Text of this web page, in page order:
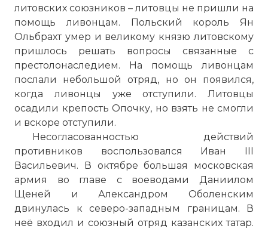
литовских союзников – литовцы не пришли на
помощь ливонцам. Польский король Ян
Ольбрахт умер и великому князю литовскому
пришлось решать вопросы связанные с
престолонаследием. На помощь ливонцам
послали небольшой отряд, но он появился,
когда ливонцы уже отступили. Литовцы
осадили крепость Опочку, но взять не смогли
и вскоре отступили.
Несогласованностью действий
противников воспользовался Иван III
Васильевич. В октябре большая московская
армия во главе с воеводами Даниилом
Щеней и Александром Оболенским
двинулась к северо-западным границам. В
неё входил и союзный отряд казанских татар.
Венденский замок - резиденция
магистра Ливонского ордена.
Фото статьи: